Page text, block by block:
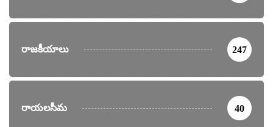
రాజకీయాలు 247
రాయలసీమ 40